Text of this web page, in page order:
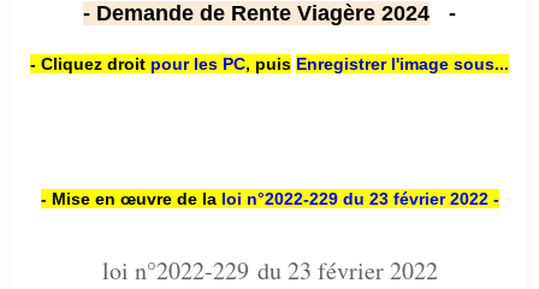
- Demande de Rente Viagère 2024 -
- Cliquez droit pour les PC, puis Enregistrer l'image sous...
- Mise en œuvre de la loi n°2022-229 du 23 février 2022 -
loi n°2022-229 du 23 février 2022